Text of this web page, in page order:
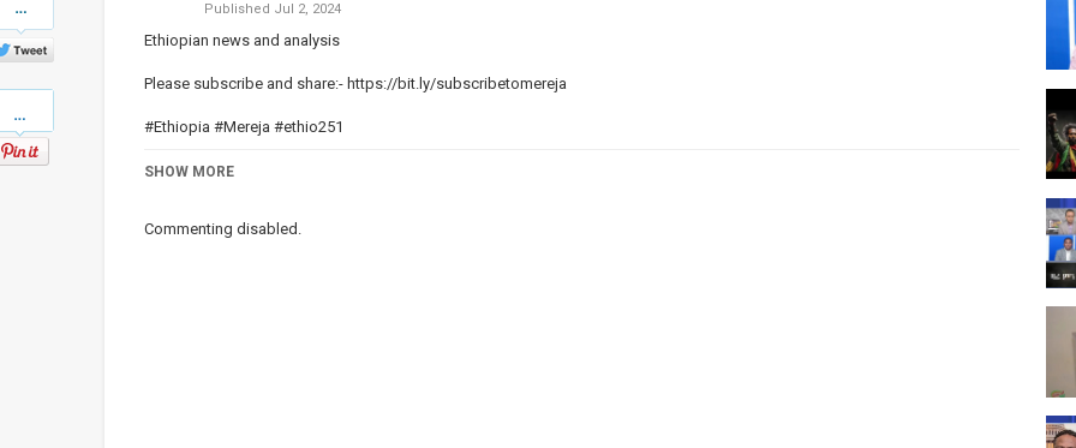
on
Twitter
Published Jul 2, 2024
Ethiopian news and analysis
Please subscribe and share:- https://bit.ly/subscribetomereja
#Ethiopia #Mereja #ethio251
Category
SHOW MORE
Commenting disabled.